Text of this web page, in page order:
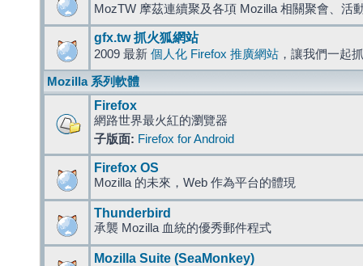
MozTW 摩茲連續聚及各項 Mozilla 相關聚會、活
gfx.tw 抓火狐網站
2009 最新 個人化 Firefox 推廣網站 ，讓我們一起
Mozilla 系列軟體
Firefox
網路世界最火紅的瀏覽器
子版面: Firefox for Android
Firefox OS
Mozilla 的未來，Web 作為平台的體現
Thunderbird
承襲 Mozilla 血統的優秀郵件程式
Mozilla Suite (SeaMonkey)